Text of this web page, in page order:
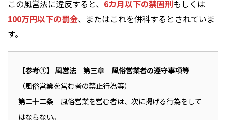
この風営法に違反すると、 6カ月以下の禁固刑もしくは
100万円以下の罰金、またはこれを併科するとされていま
す。
【参考①】 風営法 第三章 風俗営業者の遵守事項等
（風俗営業を営む者の禁止行為等）
第二十二条 風俗営業を営む者は、次に掲げる行為をして
はならない。